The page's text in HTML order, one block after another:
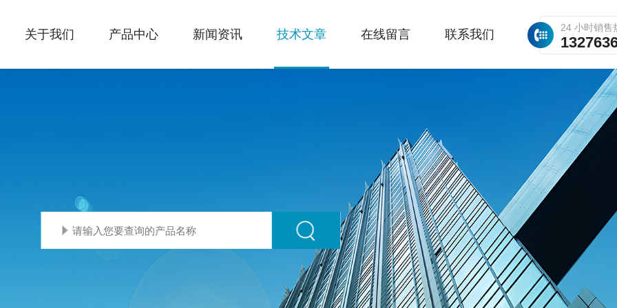
24 小时销售
关于我们 产品中心 新闻资讯 技术文章 在线留言 联系我们